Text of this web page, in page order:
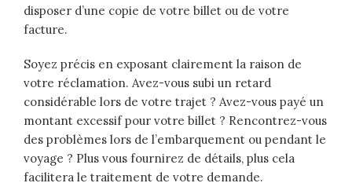
disposer d’une copie de votre billet ou de votre
facture.
Soyez précis en exposant clairement la raison de
votre réclamation. Avez-vous subi un retard
considérable lors de votre trajet ? Avez-vous payé un
montant excessif pour votre billet ? Rencontrez-vous
des problèmes lors de l’embarquement ou pendant le
voyage ? Plus vous fournirez de détails, plus cela
facilitera le traitement de votre demande.